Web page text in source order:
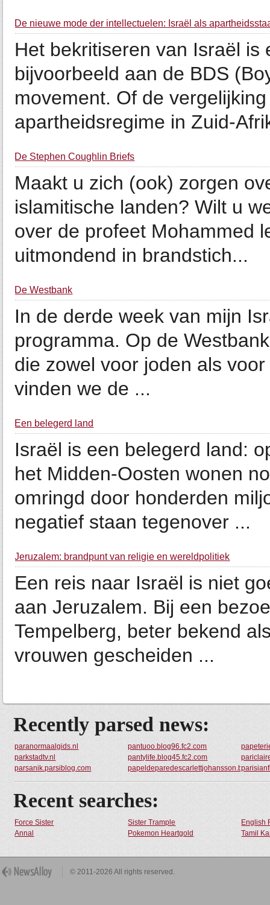
De nieuwe mode der intellectuelen: Israël als
Het bekritiseren van Israël
bijvoorbeeld aan de BDS
movement. Of de
apartheidsregime in Zuid-
De Stephen Coughlin Briefs
Maakt u zich (ook) zorgen
islamitische landen? Wilt u
over de profeet Mohammed
uitmondend in brandstich...
De Westbank
In de derde week van mijn
programma. Op de
die zowel voor joden als
vinden we de ...
Een belegerd land
Israël is een belegerd land:
het Midden-Oosten wonen
omringd door honderden
negatief staan tegenover ...
Jeruzalem: brandpunt van religie en wereldpolitiek
Een reis naar Israël is niet
aan Jeruzalem. Bij een
Tempelberg, beter bekend
vrouwen gescheiden ...
Recently parsed news:
paranormaalgids.nl pantuoo.blog96.fc2.com
parkstadtv.nl
pantylife.blog45.fc2.com
parsanik.parsiblog.com
Recent searches:
Force Sister Sister Trample
English
Annal
Pokemon Heartgold Tamil
© 2011-2026 All rights reserved.